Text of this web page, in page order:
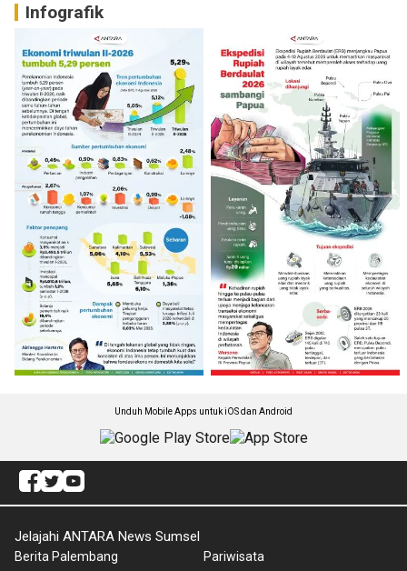
Infografik
Unduh Mobile Apps untuk iOS dan Android
Jelajahi ANTARA News Sumsel
Berita Palembang Pariwisata